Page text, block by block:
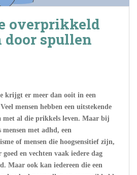
overprikkeld
spullen
krijgt er meer dan ooit in een
mensen hebben een uitstekende
al die prikkels leven. Maar bij
mensen met adhd, een
of mensen die hoogsensitief zijn,
en vechten vaak iedere dag
Maar ook kan iedereen die een